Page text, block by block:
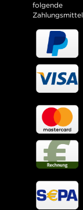
folgende
Zahlungsmittel